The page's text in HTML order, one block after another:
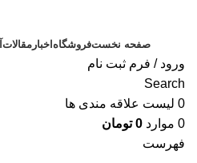
صفحه نخستفروشگاه اخبار مقالات
ورود / فرم ثبت نام
Search
0 لیست علاقه مندی ها
0 موارد 0 تومان
فهرست